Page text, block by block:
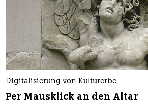
Digitalisierung von Kulturerbe
Per Mausklick an den Altar